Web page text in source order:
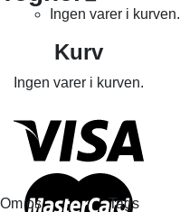
Ingen varer i kurven.
Kurv
Ingen varer i kurven.
Om os
Tags